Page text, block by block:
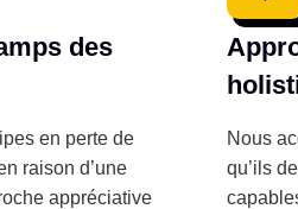
des
en perte de
raison d’une
appréciative
Nous
qu’ils